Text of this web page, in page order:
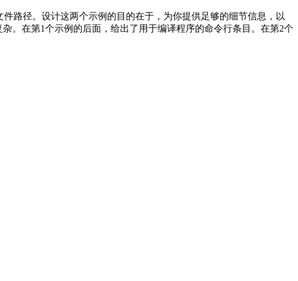
路径。设计这两个示例的目的在于，为你提供足够的细节信息，以
杂。在第1个示例的后面，给出了用于编译程序的命令行条目。在第2个